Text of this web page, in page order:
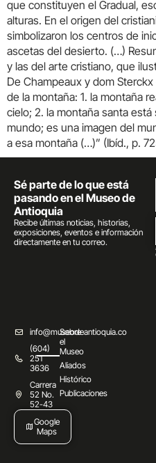
que constituyen el Gradual,
alturas. En el origen del
simbolizaron los centros de
ascetas del desierto. (…)
y las del arte cristiano, que
De Champeaux y dom
de la montaña: 1. la montaña
cielo; 2. la montaña santa
mundo; es una imagen del
a esa montaña (…)” (Ibíd., p.
Sé parte de lo que está
pasando en el Museo de
Antioquia
Recibe últimas noticias, historias,
exposiciones, eventos e información
directamente en tu correo.
info@museodeantioquia.co
(604)
251
3636
Carrera
52 No.
52-43
Google
Maps
Sobre
el
Museo
Aliados
Histórico
Publicaciones